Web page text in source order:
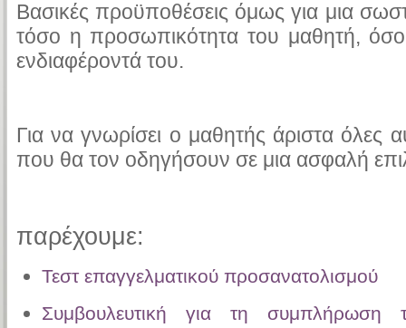
Βασικές προϋποθέσεις όμως για μια
τόσο η προσωπικότητα του μαθητή, όσο
ενδιαφέροντά του.
Για να γνωρίσει ο μαθητής άριστα όλες
που θα τον οδηγήσουν σε μια ασφαλή
παρέχουμε:
Τεστ επαγγελματικού προσανατολισμού
Συμβουλευτική για τη συμπλήρωση